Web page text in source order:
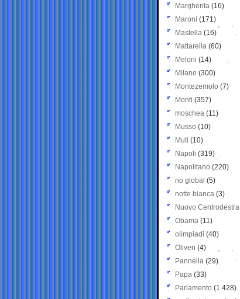
Margherita (16)
Maroni (171)
Mastella (16)
Mattarella (60)
Meloni (14)
Milano (300)
Montezemolo (7)
Monti (357)
moschea (11)
Musso (10)
Muti (10)
Napoli (319)
Napolitano (220)
no global (5)
notte bianca (3)
Nuovo Centrodestra
Obama (11)
olimpiadi (40)
Oliveri (4)
Pannella (29)
Papa (33)
Parlamento (1.428)